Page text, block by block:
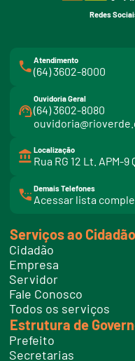
Redes
Atendimento
(64) 3602-8000
Ouvidoria Geral
(64) 3602-8080
Localização
Rua RG 12 Lt. APM-
Demais Telefones
Acessar lista
i
t
e
l
f
o
e
s
Serviços ao Cidadão
Cidadão
Empresa
Servidor
Fale Conosco
Todos os serviços
Estrutura de
Prefeito
Secretarias